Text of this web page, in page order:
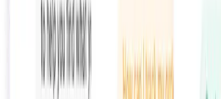
わせを即座に処理するAIで80〜85%の
専門知識で解決する人間で88〜92%の
側面6：多言語およびグ